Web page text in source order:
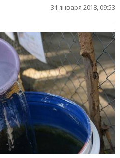
31 января 2018, 09:53